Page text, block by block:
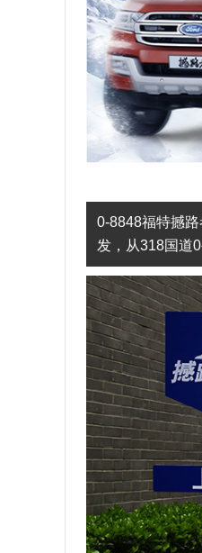
0-8848福特撼
发，从318国道